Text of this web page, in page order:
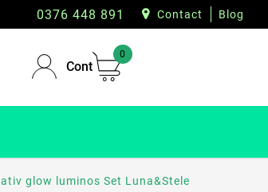
0376 448 891 Contact Blog
Cont
0
glow luminos Set Luna&Stele